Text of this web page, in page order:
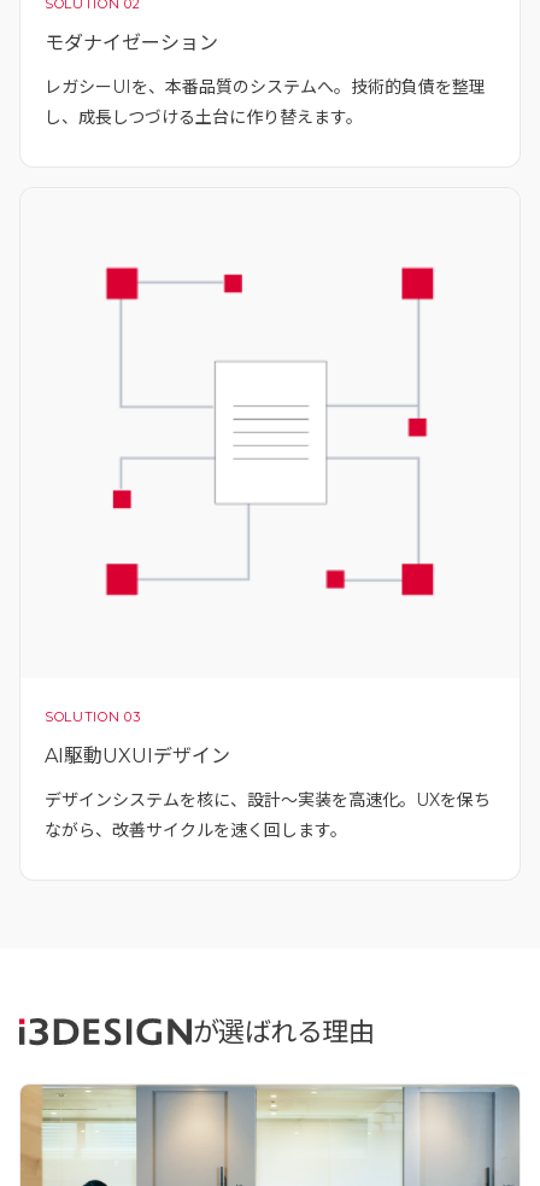
SOLUTION 02
モダナイゼーション
レガシーUIを、本番品質のシステムへ。技術的負債を整理
し、成長しつづける土台に作り替えます。
SOLUTION 03
AI駆動UXUIデザイン
デザインシステムを核に、設計〜実装を高速化。UXを保ち
ながら、改善サイクルを速く回します。
が選ばれる理由